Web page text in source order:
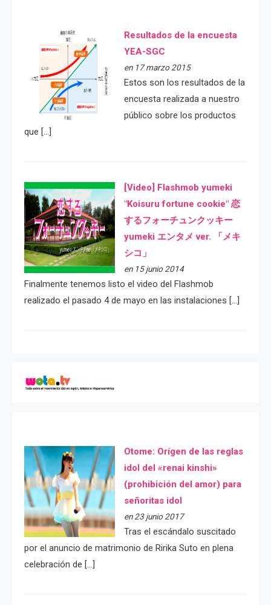
Resultados de la encuesta
YEA-SGC
en 17 marzo 2015
Estos son los resultados de la
encuesta realizada a nuestro
público sobre los productos
que […]
[Video] Flashmob yumeki
"Koisuru fortune cookie" 恋
するフォーチュンクッキー
yumeki エンタメ ver. 「メキ
シコ」
en 15 junio 2014
Finalmente tenemos listo el video del Flashmob
realizado el pasado 4 de mayo en las instalaciones […]
Otome: Orígen de las reglas
idol del «renai kinshi»
(prohibición del amor) para
señoritas idol
en 23 junio 2017
Tras el escándalo suscitado
por el anuncio de matrimonio de Ririka Suto en plena
celebración de […]